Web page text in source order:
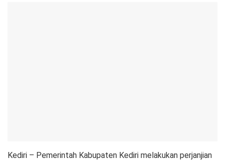
Kediri – Pemerintah Kabupaten Kediri melakukan perjanjian